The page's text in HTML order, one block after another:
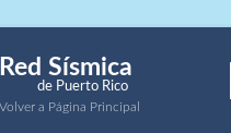
Red Sísmica
de Puerto Rico
Volver a Página Principal